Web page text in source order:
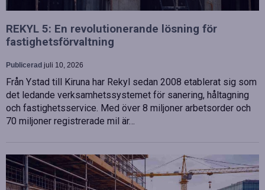
REKYL 5: En revolutionerande lösning för
fastighetsförvaltning
Publicerad juli 10, 2026
Från Ystad till Kiruna har Rekyl sedan 2008 etablerat sig som
det ledande verksamhetssystemet för sanering, håltagning
och fastighetsservice. Med över 8 miljoner arbetsorder och
70 miljoner registrerade mil är…